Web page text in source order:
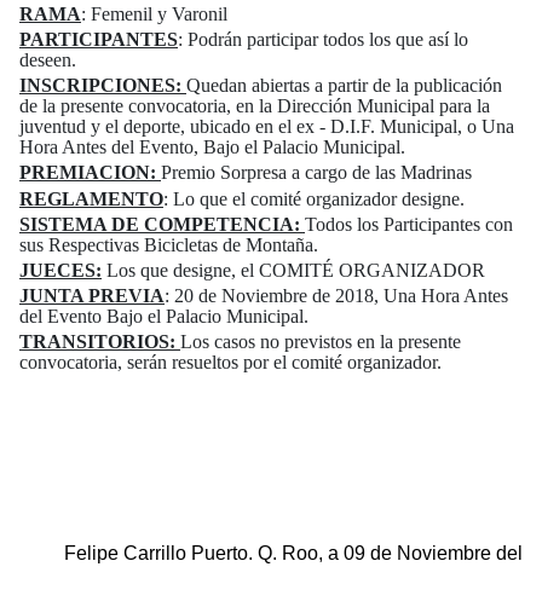
RAMA: Femenil y Varonil
PARTICIPANTES: Podrán participar todos los que así lo
deseen.
INSCRIPCIONES: Quedan abiertas a partir de la publicación
de la presente convocatoria, en la Dirección Municipal para la
juventud y el deporte, ubicado en el ex - D.I.F. Municipal, o Una
Hora Antes del Evento, Bajo el Palacio Municipal.
PREMIACION: Premio Sorpresa a cargo de las Madrinas
REGLAMENTO: Lo que el comité organizador designe.
SISTEMA DE COMPETENCIA: Todos los Participantes con
sus Respectivas Bicicletas de Montaña.
JUECES: Los que designe, el COMITÉ ORGANIZADOR
JUNTA PREVIA: 20 de Noviembre de 2018, Una Hora Antes
del Evento Bajo el Palacio Municipal.
TRANSITORIOS: Los casos no previstos en la presente
convocatoria, serán resueltos por el comité organizador.
Felipe Carrillo Puerto. Q. Roo, a 09 de Noviembre del